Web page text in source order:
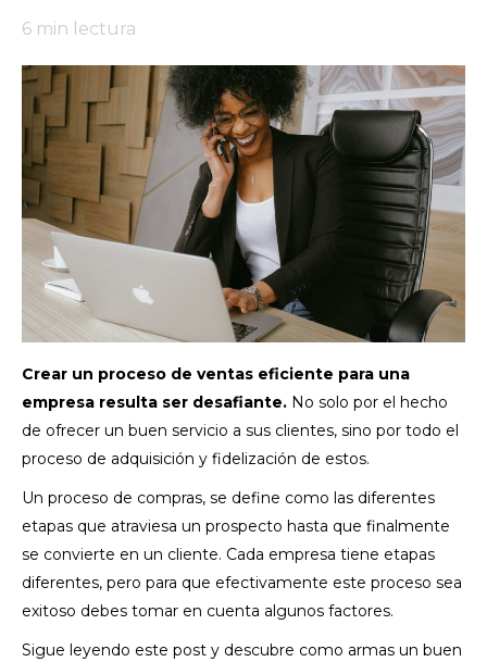
6 min lectura
Crear un proceso de ventas eficiente para una
empresa resulta ser desafiante. No solo por el hecho
de ofrecer un buen servicio a sus clientes, sino por todo el
proceso de adquisición y fidelización de estos.
Un proceso de compras, se define como las diferentes
etapas que atraviesa un prospecto hasta que finalmente
se convierte en un cliente. Cada empresa tiene etapas
diferentes, pero para que efectivamente este proceso sea
exitoso debes tomar en cuenta algunos factores.
Sigue leyendo este post y descubre como armas un buen